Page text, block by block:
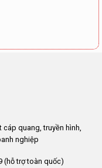
quang, truyền hình,
nghiệp
(hỗ trợ toàn quốc)